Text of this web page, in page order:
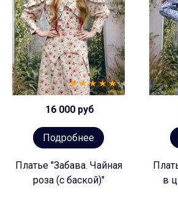
16 000 руб
Подробнее
Платье "Забава. Чайная
роза (с баской)"
в